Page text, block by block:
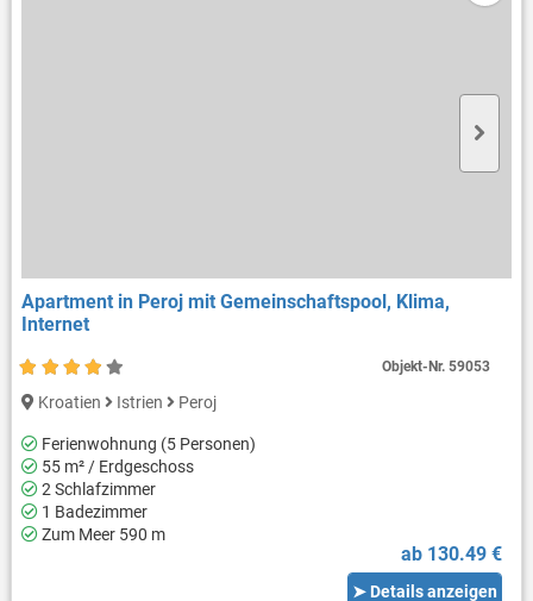
Apartment in Peroj mit Gemeinschaftspool, Klima,
Internet
Kroatien Istrien Peroj
Ferienwohnung (5 Personen)
55 m² / Erdgeschoss
2 Schlafzimmer
1 Badezimmer
Zum Meer 590 m
ab 130.49 €
➤ Details anzeigen
Objekt-Nr.59053